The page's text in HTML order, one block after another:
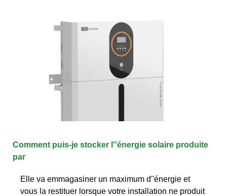
Comment puis-je stocker l''énergie solaire produite
par
Elle va emmagasiner un maximum d''énergie et
vous la restituer lorsque votre installation ne produit